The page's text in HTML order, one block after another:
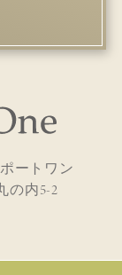
ートワン
の内5-2